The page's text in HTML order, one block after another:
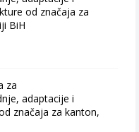
od značaja za
BiH
za
adaptacije i
značaja za kanton,